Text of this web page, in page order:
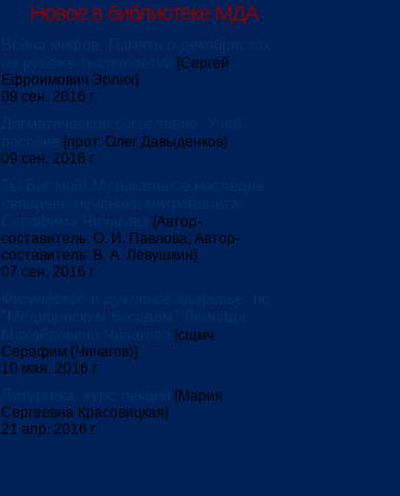
Новое в библиотеке МДА
[Сергей
Ефроимович Эрлих]
09 сен. 2016 г.
[прот. Олег Давыденков]
09 сен. 2016 г.
[Автор-
составитель: О. И. Павлова; Автор-
составитель: В. А. Левушкин]
07 сен. 2016 г.
[сщмч.
Серафим (Чичагов)]
10 мая. 2016 г.
[Мария
Сергеевна Красовицкая]
21 апр. 2016 г.